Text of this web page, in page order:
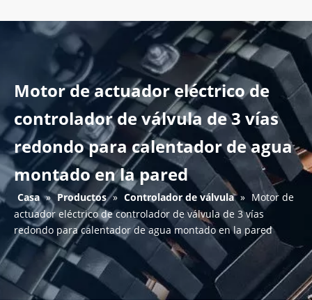
Motor de actuador eléctrico de
controlador de válvula de 3 vías
redondo para calentador de agua
montado en la pared
Casa » Productos » Controlador de válvula » Motor de
actuador eléctrico de controlador de válvula de 3 vías
redondo para calentador de agua montado en la pared